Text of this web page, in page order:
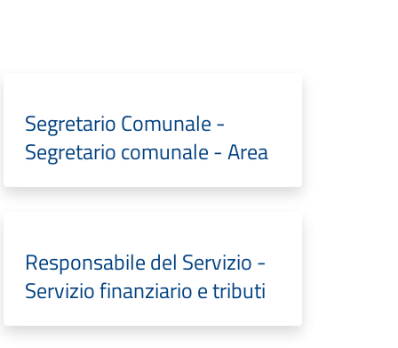
Segretario Comunale -
Segretario comunale - Area
Responsabile del Servizio -
Servizio finanziario e tributi